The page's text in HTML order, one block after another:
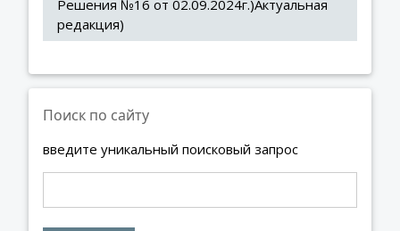
Решения №16 от 02.09.2024г.)Актуальная
редакция)
Поиск по сайту
введите уникальный поисковый запрос